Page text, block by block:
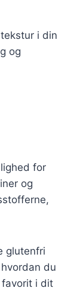
i din
og
for
og
glutenfri
du
i dit